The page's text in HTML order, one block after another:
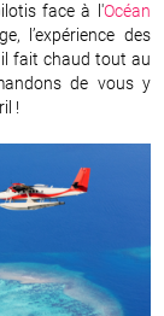
face à l'Océan
l’expérience des
fait chaud tout au
de vous y
!